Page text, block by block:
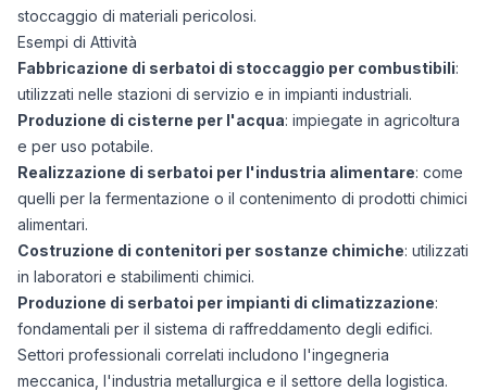
stoccaggio di materiali pericolosi.
Esempi di Attività
Fabbricazione di serbatoi di stoccaggio per combustibili:
utilizzati nelle stazioni di servizio e in impianti industriali.
Produzione di cisterne per l'acqua: impiegate in agricoltura
e per uso potabile.
Realizzazione di serbatoi per l'industria alimentare: come
quelli per la fermentazione o il contenimento di prodotti chimici
alimentari.
Costruzione di contenitori per sostanze chimiche: utilizzati
in laboratori e stabilimenti chimici.
Produzione di serbatoi per impianti di climatizzazione:
fondamentali per il sistema di raffreddamento degli edifici.
Settori professionali correlati includono l'ingegneria
meccanica, l'industria metallurgica e il settore della logistica.